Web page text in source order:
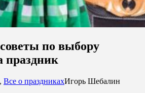
по выбору
праздник
, Все о праздникахИгорь Шебалин